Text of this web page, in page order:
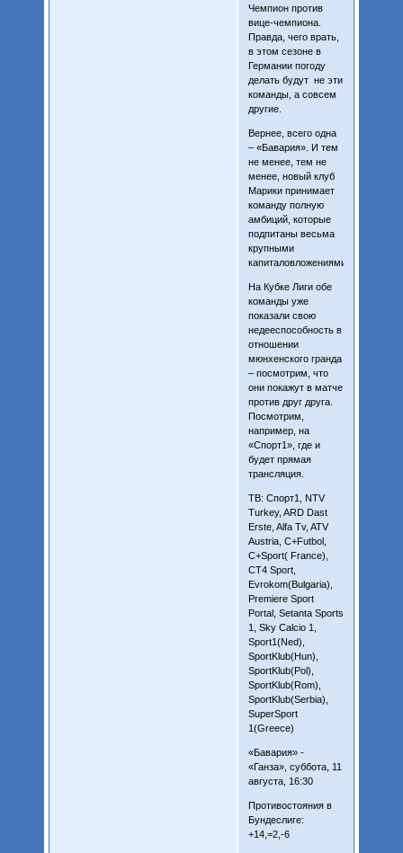
Чемпион против
вице-чемпиона.
Правда, чего врать,
в этом сезоне в
Германии погоду
делать будут не эти
команды, а совсем
другие.
Вернее, всего одна
– «Бавария». И тем
не менее, тем не
менее, новый клуб
Марики принимает
команду полную
амбиций, которые
подпитаны весьма
крупными
капиталовложениями.
На Кубке Лиги обе
команды уже
показали свою
недееспособность в
отношении
мюнхенского гранда
– посмотрим, что
они покажут в матче
против друг друга.
Посмотрим,
например, на
«Спорт1», где и
будет прямая
трансляция.
ТВ: Спорт1, NTV
Turkey, ARD Dast
Erste, Alfa Tv, ATV
Austria, C+Futbol,
C+Sport( France),
CT4 Sport,
Evrokom(Bulgaria),
Premiere Sport
Portal, Setanta Sports
1, Sky Calcio 1,
Sport1(Ned),
SportKlub(Hun),
SportKlub(Pol),
SportKlub(Rom),
SportKlub(Serbia),
SuperSport
1(Greece)
«Бавария» -
«Ганза», суббота, 11
августа, 16:30
Противостояния в
Бундеслиге:
+14,=2,-6